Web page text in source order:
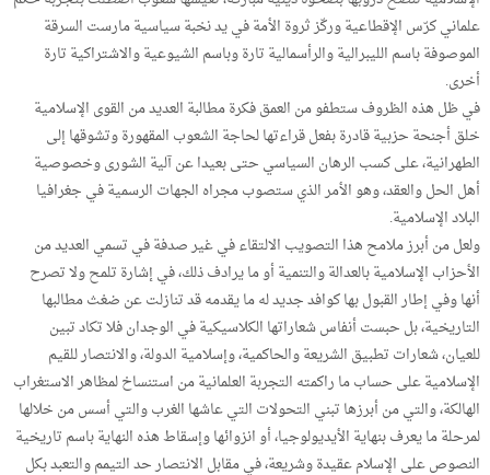
علماني كرّس الإقطاعية وركّز ثروة الأمة في يد نخبة سياسية مارست السرقة
الموصوفة باسم الليبرالية والرأسمالية تارة وباسم الشيوعية والاشتراكية تارة
أخرى.
في ظل هذه الظروف ستطفو من العمق فكرة مطالبة العديد من القوى الإسلامية
خلق أجنحة حزبية قادرة بفعل قراءتها لحاجة الشعوب المقهورة وتشوقها إلى
الطهرانية، على كسب الرهان السياسي حتى بعيدا عن آلية الشورى وخصوصية
أهل الحل والعقد، وهو الأمر الذي ستصوب مجراه الجهات الرسمية في جغرافيا
البلاد الإسلامية.
ولعل من أبرز ملامح هذا التصويب الالتقاء في غير صدفة في تسمي العديد من
الأحزاب الإسلامية بالعدالة والتنمية أو ما يرادف ذلك، في إشارة تلمح ولا تصرح
أنها وفي إطار القبول بها كوافد جديد له ما يقدمه قد تنازلت عن ضغث مطالبها
التاريخية، بل حبست أنفاس شعاراتها الكلاسيكية في الوجدان فلا تكاد تبين
للعيان، شعارات تطبيق الشريعة والحاكمية، وإسلامية الدولة، والانتصار للقيم
الإسلامية على حساب ما راكمته التجربة العلمانية من استنساخ لمظاهر الاستغراب
الهالكة، والتي من أبرزها تبني التحولات التي عاشها الغرب والتي أسس من خلالها
لمرحلة ما يعرف بنهاية الأيديولوجيا، أو انزوائها وإسقاط هذه النهاية باسم تاريخية
النصوص على الإسلام عقيدة وشريعة، في مقابل الانتصار حد التيمم والتعبد بكل